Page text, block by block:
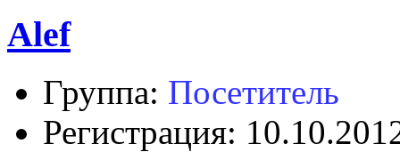
Alef
Группа: Посетитель
Регистрация: